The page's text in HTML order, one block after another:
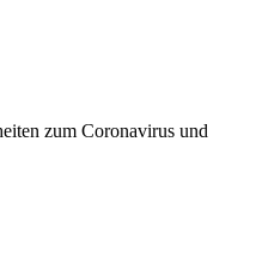
zum Coronavirus und